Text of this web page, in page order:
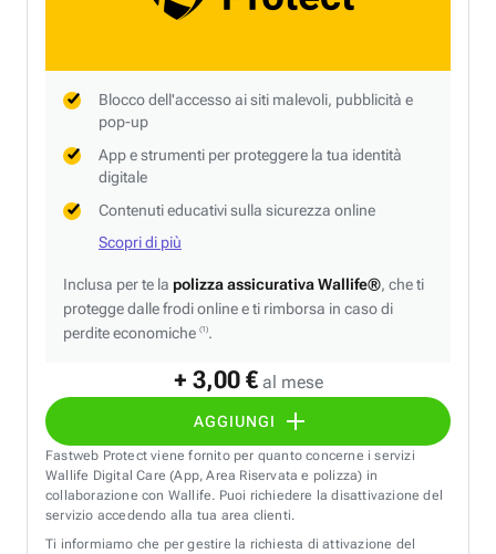
+ 3,00 € al mese
AGGIUNGI
Blocco dell'accesso ai siti malevoli, pubblicità e
pop-up
App e strumenti per proteggere la tua identità
digitale
Contenuti educativi sulla sicurezza online
Scopri di più
Inclusa per te la polizza assicurativa Wallife®, che ti
protegge dalle frodi online e ti rimborsa in caso di
perdite economiche (1).
Fastweb Protect viene fornito per quanto concerne i servizi
Wallife Digital Care (App, Area Riservata e polizza) in
collaborazione con Wallife. Puoi richiedere la disattivazione del
servizio accedendo alla tua area clienti.
Ti informiamo che per gestire la richiesta di attivazione del